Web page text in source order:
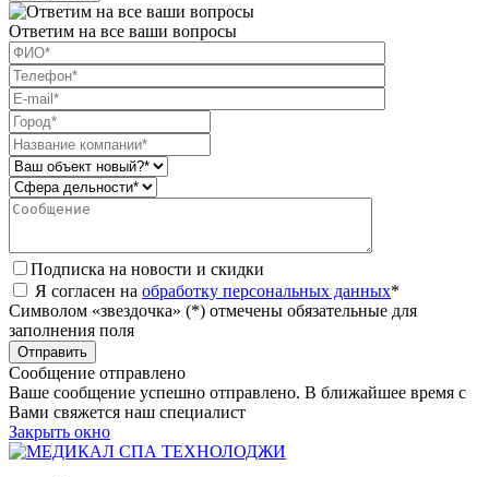
Ответим на все ваши вопросы
Подписка на новости и скидки
Я согласен на обработку персональных данных*
Символом «звездочка» (*) отмечены обязательные для
заполнения поля
Сообщение отправлено
Ваше сообщение успешно отправлено. В ближайшее время с
Вами свяжется наш специалист
Закрыть окно